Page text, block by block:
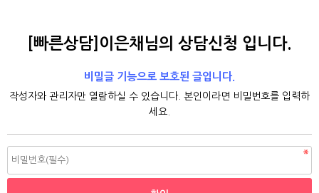
[빠른상담]이은채님의 상담신청 입니다.
비밀글 기능으로 보호된 글입니다.
작성자와 관리자만 열람하실 수 있습니다. 본인이라면 비밀번호를 입력하
세요.